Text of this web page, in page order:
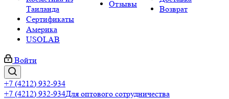
Таиланда
Сертификаты
Америка
USOLAB
Отзывы
Возврат
Войти
+7 (4212) 932-934
+7 (4212) 932-934Для оптового сотрудничества